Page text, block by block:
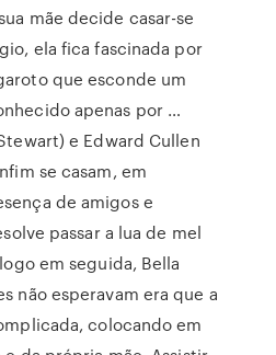
mãe decide casar-se
ela fica fascinada por
que esconde um
apenas por …
e Edward Cullen
se casam, em
de amigos e
passar a lua de mel
em seguida, Bella
não esperavam era que a
colocando em